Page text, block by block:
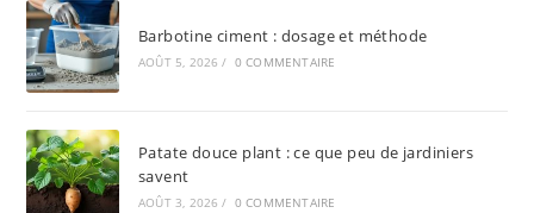
Barbotine ciment : dosage et méthode
AOÛT 5, 2026 / 0 COMMENTAIRE
Patate douce plant : ce que peu de jardiniers
savent
AOÛT 3, 2026 / 0 COMMENTAIRE